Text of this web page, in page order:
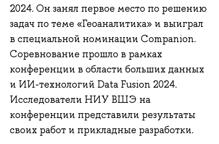
2024. Он занял первое место по решению
задач по теме «Геоаналитика» и выиграл
в специальной номинации Companion.
Соревнование прошло в рамках
конференции в области больших данных
и ИИ-технологий Data Fusion 2024.
Исследователи НИУ ВШЭ на
конференции представили результаты
своих работ и прикладные разработки.